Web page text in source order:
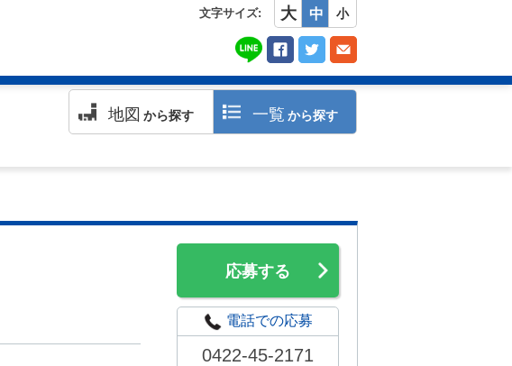
文字サイズ: 大 中 小
地図 から探す 一覧 から探す
応募する
電話での応募
0422-45-2171